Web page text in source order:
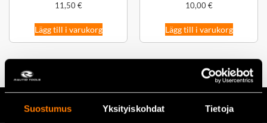
Suostumus Yksityiskohdat Tietoja
11,50€
Lägg till i varukorg
10,00€
Lägg till i varukorg